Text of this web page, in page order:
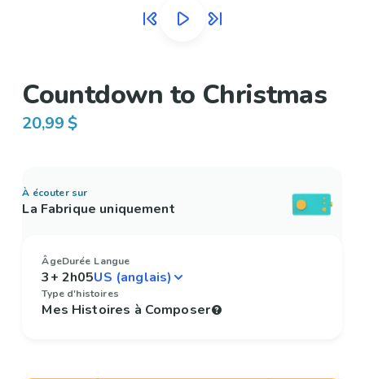
Countdown to Christmas
20,99 $
À écouter sur
La Fabrique uniquement
Âge
3+
Durée
2h05
Langue
Type d'histoires
Mes Histoires à Composer